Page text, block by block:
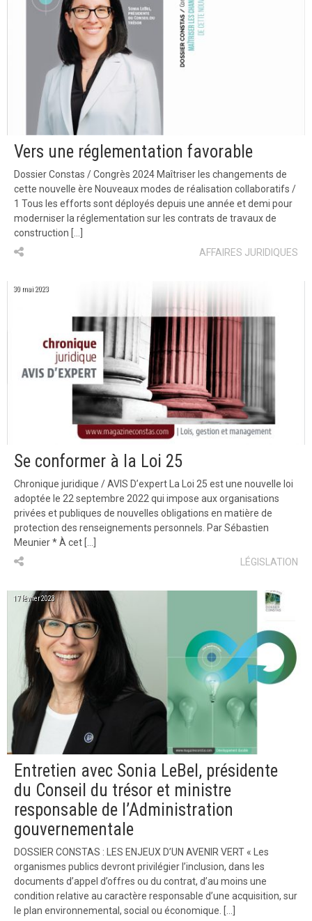
Vers une réglementation favorable
Dossier Constas / Congrès 2024 Maîtriser les changements de
cette nouvelle ère Nouveaux modes de réalisation collaboratifs /
1 Tous les efforts sont déployés depuis une année et demi pour
moderniser la réglementation sur les contrats de travaux de
construction […]
AFFAIRES JURIDIQUES
30 mai 2023
Se conformer à la Loi 25
Chronique juridique / AVIS D’expert La Loi 25 est une nouvelle loi
adoptée le 22 septembre 2022 qui impose aux organisations
privées et publiques de nouvelles obligations en matière de
protection des renseignements personnels. Par Sébastien
Meunier * À cet […]
LÉGISLATION
17 février 2023
Entretien avec Sonia LeBel, présidente
du Conseil du trésor et ministre
responsable de l’Administration
gouvernementale
DOSSIER CONSTAS : LES ENJEUX D’UN AVENIR VERT « Les
organismes publics devront privilégier l’inclusion, dans les
documents d’appel d’offres ou du contrat, d’au moins une
condition relative au caractère responsable d’une acquisition, sur
le plan environnemental, social ou économique. […]